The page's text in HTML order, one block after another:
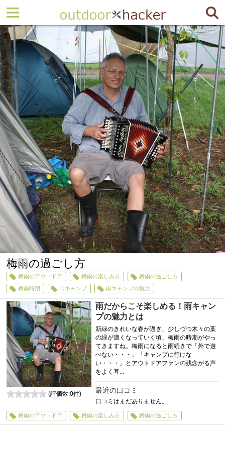
梅雨の過ごし方
梅雨のアウトドア 梅雨の楽しみ方
梅雨の過ごし方
梅雨時期
雨キャンプ 雨キャンプの魅力
雨だからこそ楽しめる！雨キャン
プの魅力とは
新緑のきれいな春が過ぎ、少しづつ木々の葉
の緑が濃くなっていく頃、梅雨の時期がやっ
てきますね。梅雨になると雨続きで「外で遊
べない・・・」「キャンプに行けな
い・・・」とアウトドアファンの残念がる声
をよく耳...
最近の口コミ
口コミはまだありません。
(評価数:0件)
梅雨のアウトドア 梅雨の楽しみ方 梅雨の過ごし方